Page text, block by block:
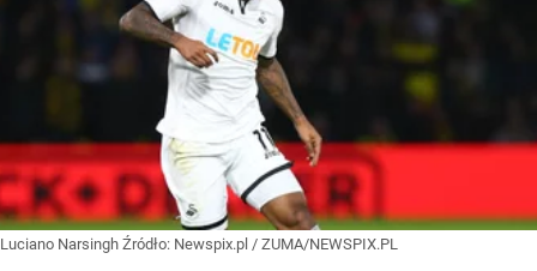
Luciano Narsingh Źródło: Newspix.pl / ZUMA/NEWSPIX.PL